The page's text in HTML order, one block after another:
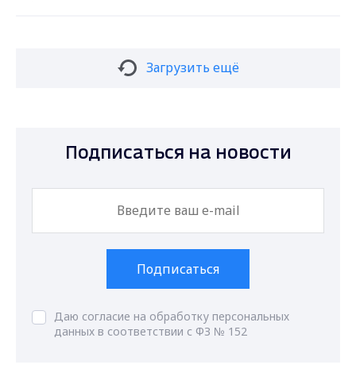
Загрузить ещё
Подписаться на новости
Подписаться
Даю согласие на обработку персональных
данных в соответствии с ФЗ № 152